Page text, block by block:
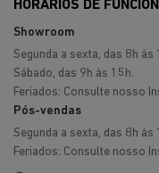
HORÁRIOS DE
Showroom
Segunda a sexta, das 8h às
Sábado, das 9h às 15h.
Feriados: Consulte nosso
Pós-vendas
Segunda a sexta, das 8h às
Feriados: Consulte nosso